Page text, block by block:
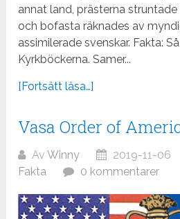
annat land, prästerna
och bofasta räknades av
assimilerade svenskar. Fakta:
Kyrkböckerna. Samer...
[Fortsätt läsa…]
Vasa Order of
AvWinny 2019-11-06
Fakta
0 kommentarer